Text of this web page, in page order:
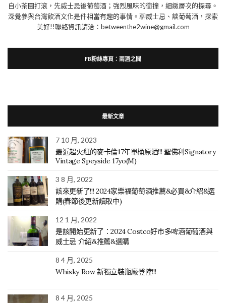
自小茶園打滾，先威士忌後葡萄酒；強烈風味的衝撞，細緻層次的探尋。
深覺參與台灣飲酒文化是件相當有趣的事情。聊威士忌、談葡萄酒，探索
美好!!聯絡資訊請洽：betweenthe2wine@gmail.com
FB粉絲專頁：兩酒之間
最新文章
7 10 月, 2023
最近超火紅的麥卡倫17年單桶原酒!!! 聖佛利Signatory
Vintage Speyside 17yo(M)
3 8 月, 2022
該來更新了!!! 2024家樂福葡萄酒推薦&必買&介紹&選
購(春節後更新讀取中)
12 1 月, 2022
是該開始更新了：2024 Costco好市多啤酒葡萄酒與
威士忌 介紹&推薦&選購
8 4 月, 2025
Whisky Row 新獨立裝瓶廠登陸!!!
8 4 月, 2025